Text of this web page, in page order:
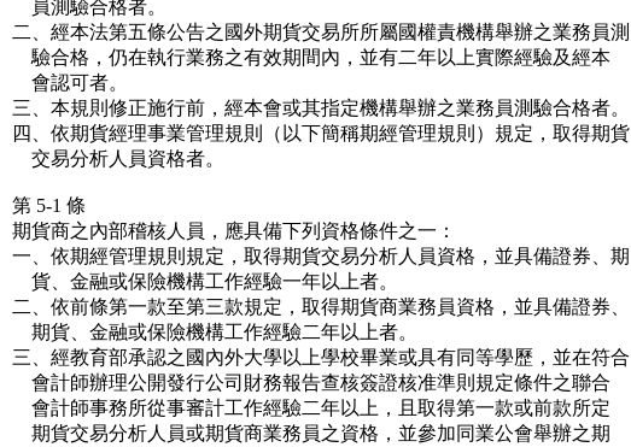
員測驗合格者。
二、經本法第五條公告之國外期貨交易所所屬國權責機構舉辦之業務員測
驗合格，仍在執行業務之有效期間內，並有二年以上實際經驗及經本
會認可者。
三、本規則修正施行前，經本會或其指定機構舉辦之業務員測驗合格者。
四、依期貨經理事業管理規則（以下簡稱期經管理規則）規定，取得期貨
交易分析人員資格者。
第 5-1 條
期貨商之內部稽核人員，應具備下列資格條件之一：
一、依期經管理規則規定，取得期貨交易分析人員資格，並具備證券、期
貨、金融或保險機構工作經驗一年以上者。
二、依前條第一款至第三款規定，取得期貨商業務員資格，並具備證券、
期貨、金融或保險機構工作經驗二年以上者。
三、經教育部承認之國內外大學以上學校畢業或具有同等學歷，並在符合
會計師辦理公開發行公司財務報告查核簽證核准準則規定條件之聯合
會計師事務所從事審計工作經驗二年以上，且取得第一款或前款所定
期貨交易分析人員或期貨商業務員之資格，並參加同業公會舉辦之期